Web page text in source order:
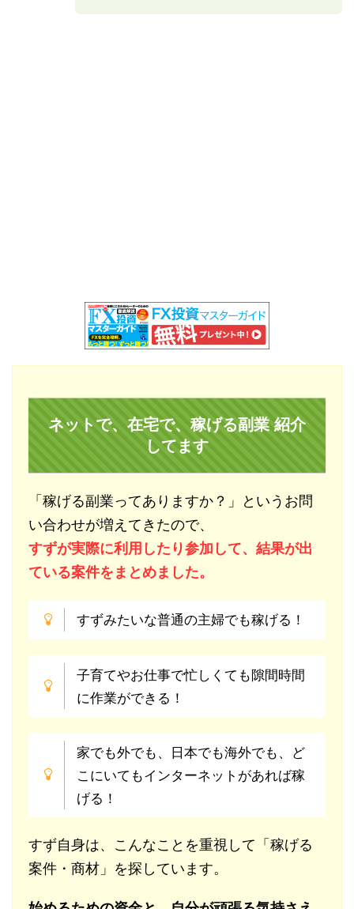
ネットで、在宅で、稼げる副業 紹介
してます
「稼げる副業ってありますか？」というお問
い合わせが増えてきたので、
すずが実際に利用したり参加して、結果が出
ている案件をまとめました。
すずみたいな普通の主婦でも稼げる！
子育てやお仕事で忙しくても隙間時間
に作業ができる！
家でも外でも、日本でも海外でも、ど
こにいてもインターネットがあれば稼
げる！
すず自身は、こんなことを重視して「稼げる
案件・商材」を探しています。